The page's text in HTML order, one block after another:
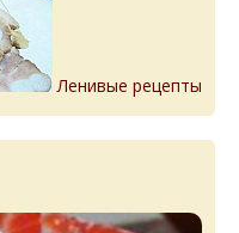
Ленивые рецепты